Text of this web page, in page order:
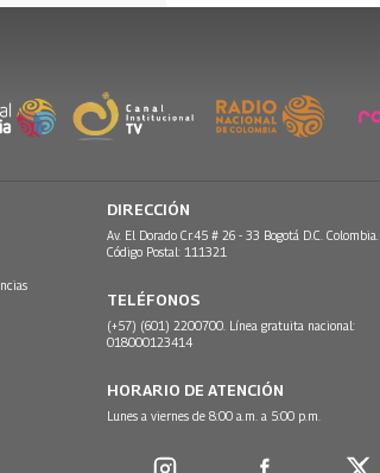
DIRECCIÓN
Av. El Dorado Cr.45 # 26 - 33 Bogotá D.C. Colombia.
Código Postal: 111321
TELÉFONOS
(+57) (601) 2200700. Línea gratuita nacional:
018000123414
HORARIO DE ATENCIÓN
Lunes a viernes de 8:00 a.m. a 5:00 p.m.